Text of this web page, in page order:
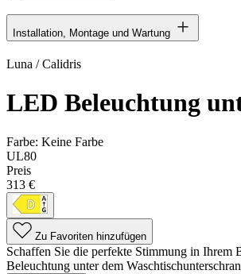
Installation, Montage und Wartung
Luna / Calidris
LED Beleuchtung
Farbe: Keine Farbe
UL80
Preis
313 €
Zu Favoriten hinzufügen
Schaffen Sie die perfekte Stimmung in Ihrem
Beleuchtung unter dem